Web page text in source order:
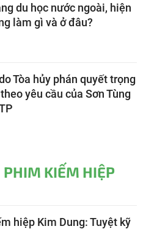
du học nước ngoài, hiện
làm gì và ở đâu?
Tòa hủy phán quyết trọng
yêu cầu của Sơn Tùng
PHIM KIẾM HIỆP
hiệp Kim Dung: Tuyệt kỹ